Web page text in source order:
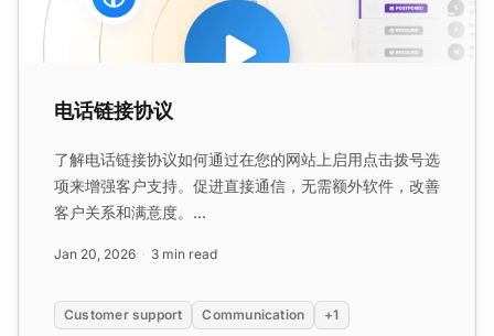
电话链接协议
了解电话链接协议如何通过在您的网站上启用点击拨号选
项来增强客户支持。促进直接通信，无需额外软件，改善
客户关系和满意度。...
Jan 20, 2026 3 min read
Customer support Communication +1